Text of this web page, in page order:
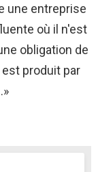
une entreprise
où il n'est
obligation de
produit par